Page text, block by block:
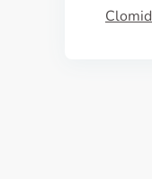
Clomid